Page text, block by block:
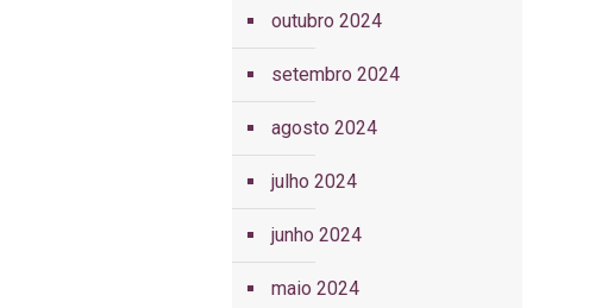
outubro 2024
setembro 2024
agosto 2024
julho 2024
junho 2024
maio 2024